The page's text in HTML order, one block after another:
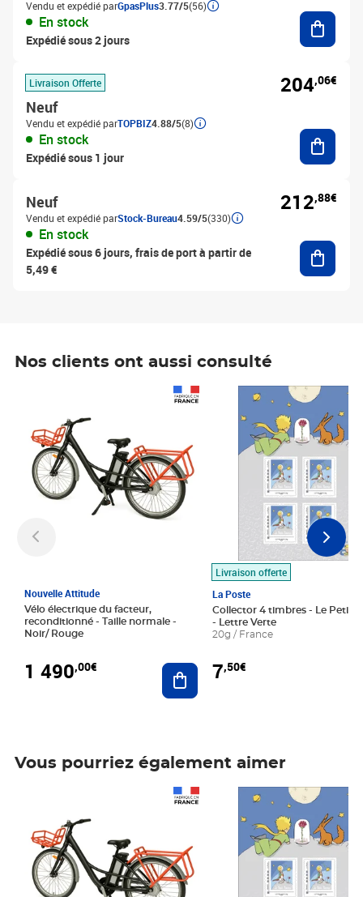
Vendu et expédié parGpasPlus3.77/5(56)
En stock
Expédié sous 2 jours
Livraison Offerte
Neuf
Vendu et expédié parTOPBIZ4.88/5(8)
En stock
Expédié sous 1 jour
204,06€
Neuf
Vendu et expédié parStock-Bureau4.59/5(330)
En stock
Expédié sous 6 jours, frais de port à partir de
5,49 €
212,88€
Nos clients ont aussi consulté
Nouvelle Attitude
Vélo électrique du facteur,
reconditionné - Taille normale -
Noir/ Rouge
1 490,00€ Ajouter au panier
Livraison offerte
La Poste
Collector 4 timbres - Le Petit
- Lettre Verte
20g / France
7,50€
Prix 7,50€
Vous pourriez également aimer
Prix 7,50€